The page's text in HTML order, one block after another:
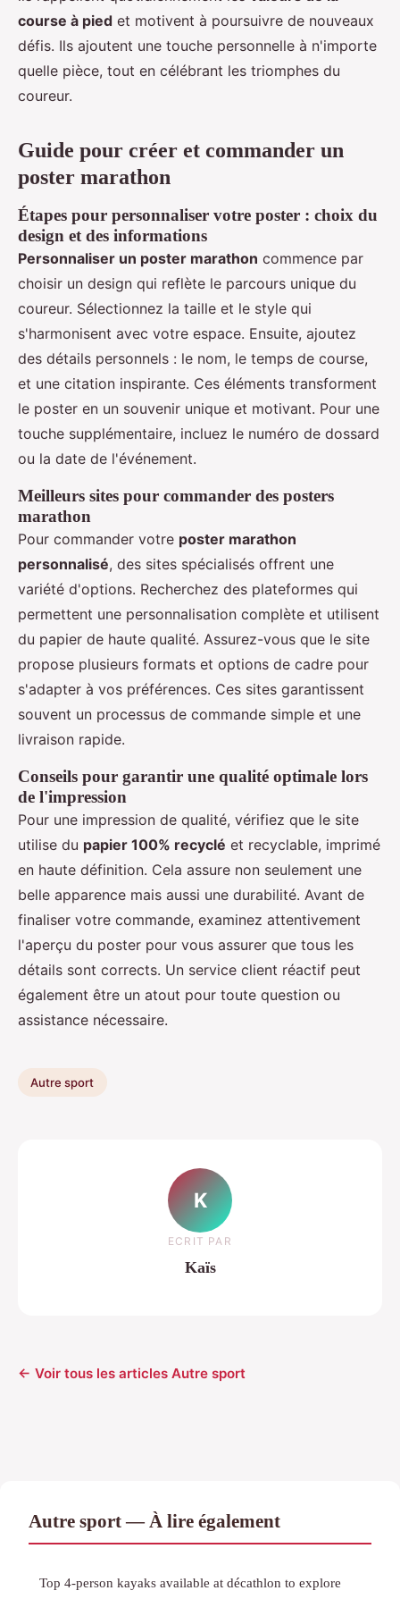
course à pied et motivent à poursuivre de nouveaux
défis. Ils ajoutent une touche personnelle à n'importe
quelle pièce, tout en célébrant les triomphes du
coureur.
Guide pour créer et commander un
poster marathon
Étapes pour personnaliser votre poster : choix du
design et des informations
Personnaliser un poster marathon commence par
choisir un design qui reflète le parcours unique du
coureur. Sélectionnez la taille et le style qui
s'harmonisent avec votre espace. Ensuite, ajoutez
des détails personnels : le nom, le temps de course,
et une citation inspirante. Ces éléments transforment
le poster en un souvenir unique et motivant. Pour une
touche supplémentaire, incluez le numéro de dossard
ou la date de l'événement.
Meilleurs sites pour commander des posters
marathon
Pour commander votre poster marathon
personnalisé, des sites spécialisés offrent une
variété d'options. Recherchez des plateformes qui
permettent une personnalisation complète et utilisent
du papier de haute qualité. Assurez-vous que le site
propose plusieurs formats et options de cadre pour
s'adapter à vos préférences. Ces sites garantissent
souvent un processus de commande simple et une
livraison rapide.
Conseils pour garantir une qualité optimale lors
de l'impression
Pour une impression de qualité, vérifiez que le site
utilise du papier 100% recyclé et recyclable, imprimé
en haute définition. Cela assure non seulement une
belle apparence mais aussi une durabilité. Avant de
finaliser votre commande, examinez attentivement
l'aperçu du poster pour vous assurer que tous les
détails sont corrects. Un service client réactif peut
également être un atout pour toute question ou
assistance nécessaire.
Autre sport
K
ECRIT PAR
Kaïs
← Voir tous les articles Autre sport
Autre sport — À lire également
Top 4-person kayaks available at décathlon to explore